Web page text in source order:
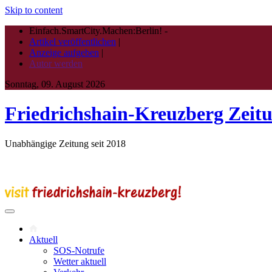
Skip to content
Einfach.SmartCity.Machen:Berlin! -
Artikel veröffentlichen |
Anzeige aufgeben |
Autor werden
Sonntag, 09. August 2026
Friedrichshain-Kreuzberg
Unabhängige Zeitung seit 2018
Aktuell
SOS-Notrufe
Wetter aktuell